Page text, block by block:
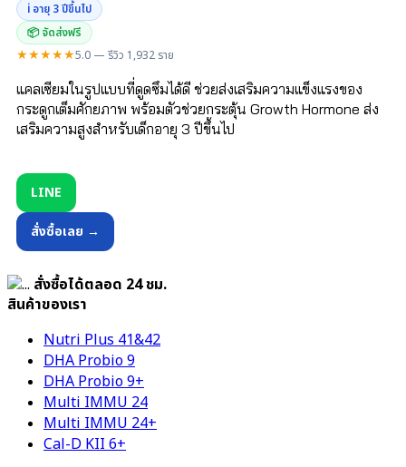
ℹ️ อายุ 3 ปีขึ้นไป
📦 จัดส่งฟรี
★★★★★5.0 — รีวิว 1,932 ราย
แคลเซียมในรูปแบบที่ดูดซึมได้ดี ช่วยส่งเสริมความแข็งแรงของ
กระดูกเต็มศักยภาพ พร้อมตัวช่วยกระตุ้น Growth Hormone ส่ง
เสริมความสูงสำหรับเด็กอายุ 3 ปีขึ้นไป
LINE
สั่งซื้อเลย →
สั่งซื้อได้ตลอด 24 ชม.
สินค้าของเรา
Nutri Plus 41&42
DHA Probio 9
DHA Probio 9+
Multi IMMU 24
Multi IMMU 24+
Cal-D KII 6+